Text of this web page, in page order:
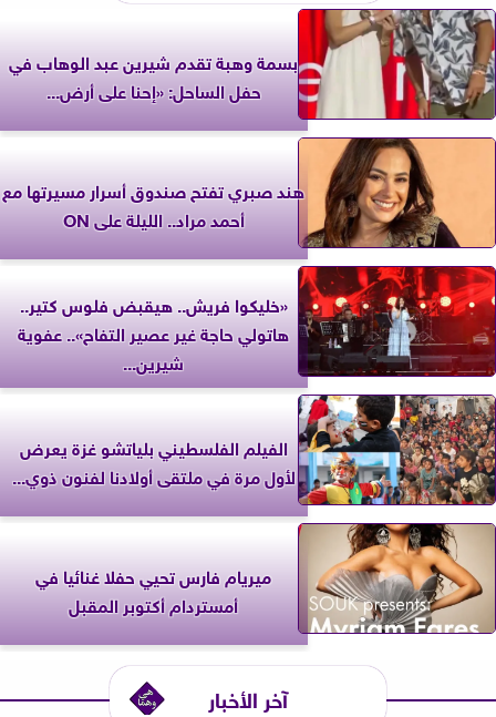
بسمة وهبة تقدم شيرين عبد الوهاب في
حفل الساحل: «إحنا على أرض...
هند صبري تفتح صندوق أسرار مسيرتها مع
أحمد مراد.. الليلة على ON
«خليكوا فريش.. هيقبض فلوس كتير..
هاتولي حاجة غير عصير التفاح».. عفوية
شيرين...
الفيلم الفلسطيني بلياتشو غزة يعرض
لأول مرة في ملتقى أولادنا لفنون ذوي...
ميريام فارس تحيي حفلا غنائيا في
أمستردام أكتوبر المقبل
آخر الأخبار